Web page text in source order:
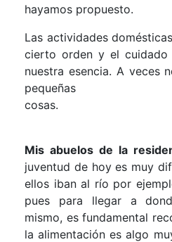
hayamos propuesto.
Las actividades
cierto orden y el cuidado
nuestra esencia. A veces
pequeñas
cosas.
Mis abuelos de la
juventud de hoy es muy
ellos iban al río por
pues para llegar a
mismo, es fundamental
la alimentación es algo